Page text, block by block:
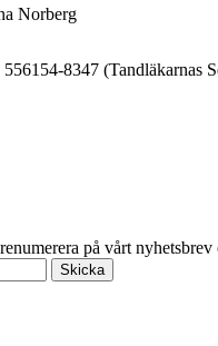
Norberg
8347 (Tandläkarnas
på vårt